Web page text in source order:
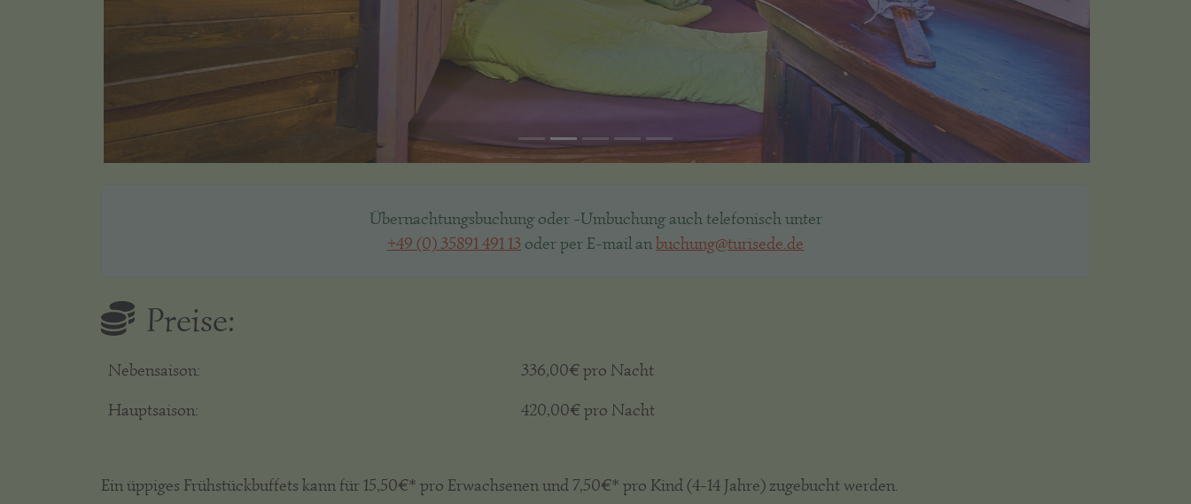
Übernachtungsbuchung oder -Umbuchung auch telefonisch unter
+49 (0) 35891 491 13 oder per E-mail anbuchung@turisede.de
Preise:
Nebensaison:
336,00€ pro Nacht
Hauptsaison:
420,00€ pro Nacht
Ein üppiges Frühstückbuffets kann für 15,50€* pro Erwachsenen und 7,50€* pro Kind (4-14 Jahre) zugebucht werden.